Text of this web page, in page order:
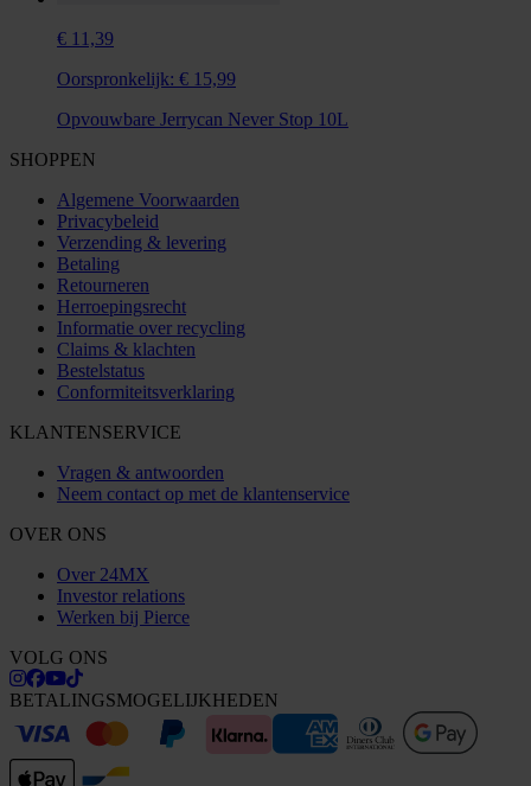
€ 11,39
Oorspronkelijk: € 15,99
Opvouwbare Jerrycan Never Stop 10L
SHOPPEN
Algemene Voorwaarden
Privacybeleid
Verzending & levering
Betaling
Retourneren
Herroepingsrecht
Informatie over recycling
Claims & klachten
Bestelstatus
Conformiteitsverklaring
KLANTENSERVICE
Vragen & antwoorden
Neem contact op met de klantenservice
OVER ONS
Over 24MX
Investor relations
Werken bij Pierce
VOLG ONS
BETALINGSMOGELIJKHEDEN